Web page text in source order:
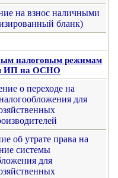
на взнос наличными
бланк)
налоговым режимам
ИП на ОСНО
о переходе на
для
об утрате права на
системы
для